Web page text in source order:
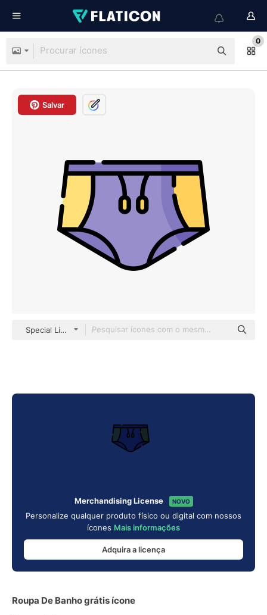
0
Salvar
Special Lineal color
Merchandising License NOVO
Personalize qualquer produto físico ou digital com nossos
ícones Mais informações
Adquira a licença
Roupa De Banho grátis ícone